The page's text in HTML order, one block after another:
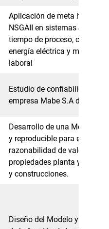
Aplicación de meta
NSGA­II en sistemas Job
tiempo de proceso, controlar
energía eléctrica y mitigar la
laboral
Estudio de confiabilidad de
empresa Mabe S.A de la
Desarrollo de una
y reproducible para
razonabilidad de valores en
propiedades planta y
y construcciones.
Diseño del Modelo y